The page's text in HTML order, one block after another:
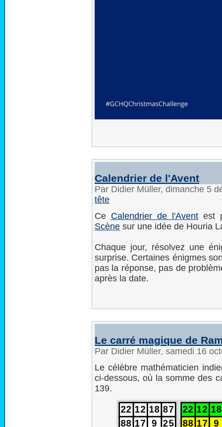
Calendrier de l'Avent
Par Didier Müller, dimanche 5
tête
Ce Calendrier de l'Aventest
Scène sur une idée de Houria
Chaque jour, résolvez une
surprise. Certaines énigmes
pas la réponse, pas de
après la date.
Le carré magique de
Par Didier Müller, samedi 16
Le célèbre mathématicien
ci-dessous, où la somme des
139.